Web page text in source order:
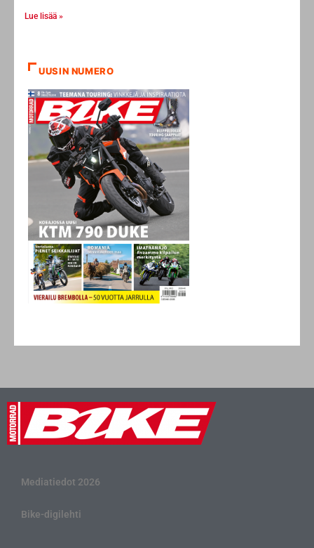
Lue lisää »
UUSIN NUMERO
Mediatiedot 2026
Bike-digilehti